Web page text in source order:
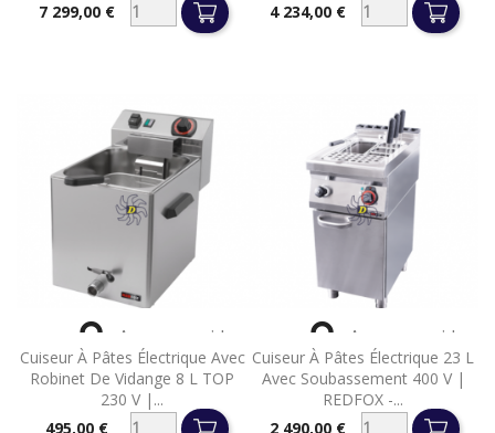
Prix7 299,00 € Prix4 234,00 €
Cuiseur À Pâtes Électrique Avec
Robinet De Vidange 8 L TOP
230 V |...
495,00 €
 Aperçu rapide
Cuiseur À Pâtes Électrique 23 L
Avec Soubassement 400 V |
REDFOX -...
2 490,00 €
 Aperçu rapide